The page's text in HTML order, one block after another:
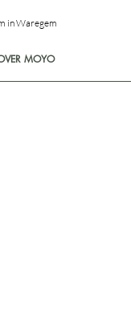
in Waregem
MOYO